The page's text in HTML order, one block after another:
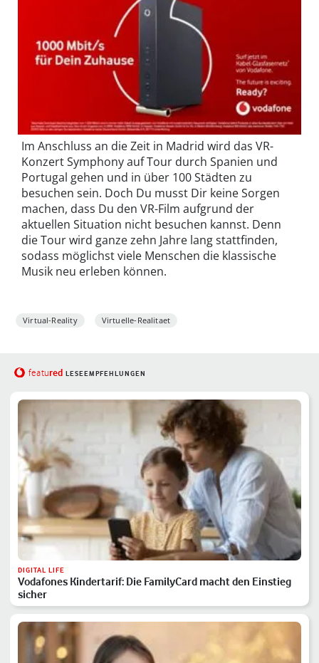
Im Anschluss an die Zeit in Madrid wird das VR-
Konzert Symphony auf Tour durch Spanien und
Portugal gehen und in über 100 Städten zu
besuchen sein. Doch Du musst Dir keine Sorgen
machen, dass Du den VR-Film aufgrund der
aktuellen Situation nicht besuchen kannst. Denn
die Tour wird ganze zehn Jahre lang stattfinden,
sodass möglichst viele Menschen die klassische
Musik neu erleben können.
Virtual-Reality Virtuelle-Realitaet
featured LESEEMPFEHLUNGEN
DIGITAL LIFE
Vodafones Kindertarif: Die FamilyCard macht den Einstieg
sicher